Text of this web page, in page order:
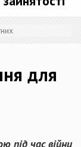
для
під час війни